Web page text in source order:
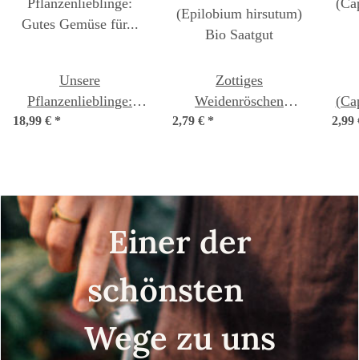
Unsere
Pflanzenlieblinge:
Gutes Gemüse für
18,99 € *
Zottiges
Weidenröschen
(Epilobium hirsutum)
2,79 € * 2,99
Einer der
schönsten
Wege zu uns